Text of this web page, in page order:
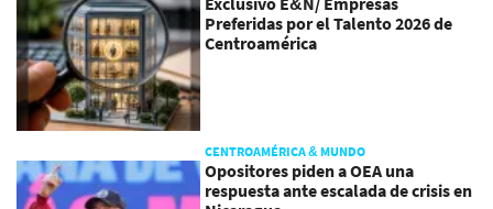
Preferidas por el Talento 2026 de
Centroamérica
CENTROAMÉRICA & MUNDO
Opositores piden a OEA una
respuesta ante escalada de crisis en